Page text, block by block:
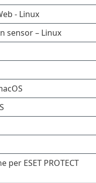
- Linux
sensor – Linux
ESET PROTECT